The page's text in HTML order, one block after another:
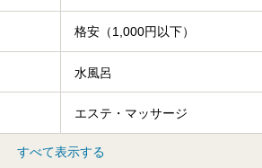
格安（1,000円以下）
水風呂
エステ・マッサージ
すべて表示する